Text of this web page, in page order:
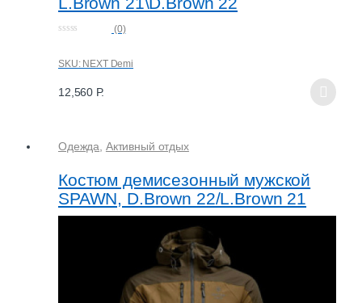
u
t
f
(0)
SKU: NEXT Demi
12,560 Р.
Одежда Активный отдых
Костюм демисезонный мужской
SPAWN, D.Brown 22/L.Brown 21